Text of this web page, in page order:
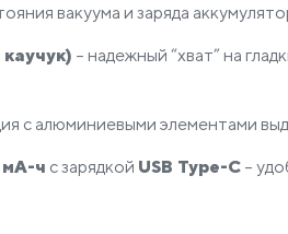
вакуума и заряда
– надежный “хват” на
с алюминиевыми элементами
мА-ч с зарядкой USB Type-C –